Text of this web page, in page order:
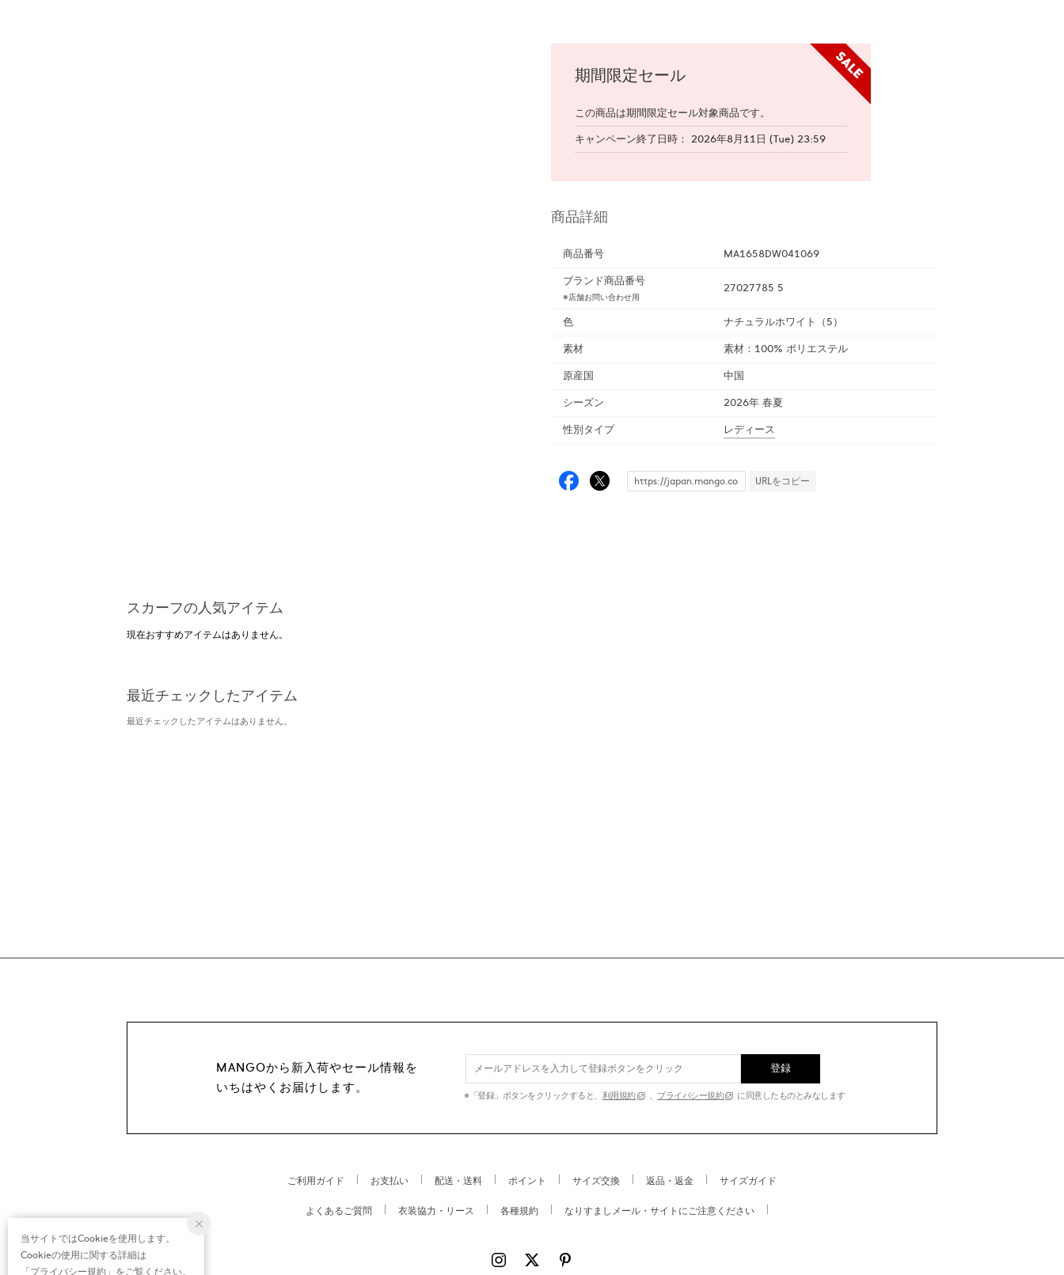
期間限定セール
この商品は期間限定セール対象商品です。
キャンペーン終了日時
2026年8月11日 (Tue) 23:59
商品詳細
商品番号
MA1658DW041069
ブランド商品番号
※店舗お問い合わせ用
27027785 5
色
ナチュラルホワイト（5）
素材
素材：100% ポリエステル
原産国
中国
シーズン
2026年 春夏
性別タイプ
レディース
URLをコピー
スカーフの人気アイテム
現在おすすめアイテムはありません。
最近チェックしたアイテム
最近チェックしたアイテムはありません。
MANGOから新入荷やセール情報を
いちはやくお届けします。
登録
※「登録」ボタンをクリックすると、 利用規約 、 プライバシー規約 に同意したものとみなします
ご利用ガイド お支払い 配送・送料 ポイント サイズ交換 返品・返金 サイズガイド
よくあるご質問 衣装協力・リース 各種規約 なりすましメール・サイトにご注意ください
当サイトではCookieを使用します。
Cookieの使用に関する詳細は
「プライバシー規約 」をご覧ください。